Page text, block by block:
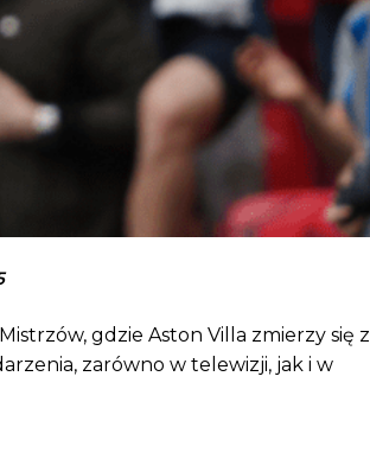
gdzie Aston Villa zmierzy się z
zarówno w telewizji, jak i w